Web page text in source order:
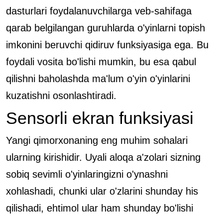
dasturlari foydalanuvchilarga veb-sahifaga
qarab belgilangan guruhlarda o'yinlarni topish
imkonini beruvchi qidiruv funksiyasiga ega. Bu
foydali vosita bo'lishi mumkin, bu esa qabul
qilishni baholashda ma'lum o'yin o'yinlarini
kuzatishni osonlashtiradi.
Sensorli ekran funksiyasi
Yangi qimorxonaning eng muhim sohalari
ularning kirishidir. Uyali aloqa a'zolari sizning
sobiq sevimli o'yinlaringizni o'ynashni
xohlashadi, chunki ular o'zlarini shunday his
qilishadi, ehtimol ular ham shunday bo'lishi